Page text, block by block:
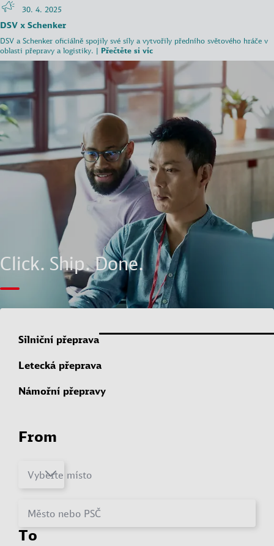
30. 4. 2025
DSV x Schenker
DSV a Schenker oficiálně spojily své síly a vytvořily předního světového hráče v
oblasti přepravy a logistiky. | Přečtěte si víc
Přečtěte si víc
Click. Ship. Done.